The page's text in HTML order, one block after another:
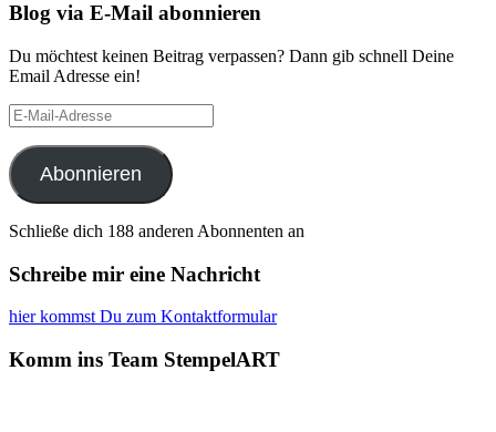
Blog via E-Mail abonnieren
Du möchtest keinen Beitrag verpassen? Dann gib schnell Deine
Email Adresse ein!
E-
Mail-
Adresse
Abonnieren
Schließe dich 188 anderen Abonnenten an
Schreibe mir eine Nachricht
hier kommst Du zum Kontaktformular
Komm ins Team StempelART